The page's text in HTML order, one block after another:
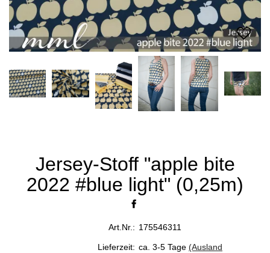
Jersey-Stoff "apple bite
2022 #blue light" (0,25m)
Art.Nr.: 175546311
Lieferzeit: ca. 3-5 Tage (Ausland